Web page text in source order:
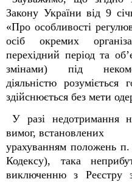
Закону України від 9
«Про особливості
осіб окремих
перехідний період та
змінами) під
діяльністю розуміється
здійснюється без мети
У разі недотримання
вимог, встановлених
урахуванням положень п.
Кодексу), така
виключенню з Реєстру